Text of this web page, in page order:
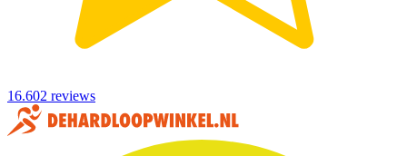
16.602 reviews